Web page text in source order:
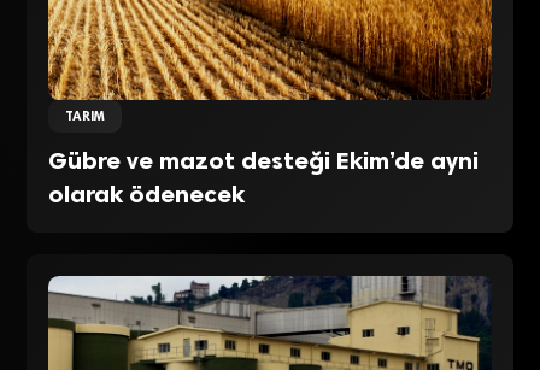
TARIM
Gübre ve mazot desteği Ekim’de ayni
olarak ödenecek